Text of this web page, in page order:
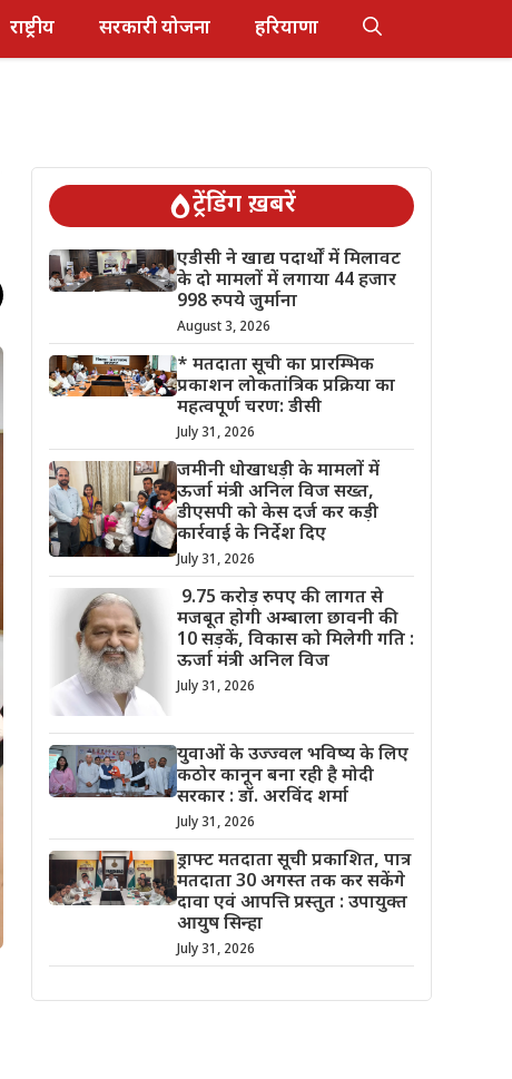
राष्ट्रीय सरकारी योजना हरियाणा
ट्रेंडिंग ख़बरें
एडीसी ने खाद्य पदार्थों में मिलावट
के दो मामलों में लगाया 44 हजार
998 रुपये जुर्माना
August 3, 2026
* मतदाता सूची का प्रारम्भिक
प्रकाशन लोकतांत्रिक प्रक्रिया का
महत्वपूर्ण चरण: डीसी
July 31, 2026
जमीनी धोखाधड़ी के मामलों में
ऊर्जा मंत्री अनिल विज सख्त,
डीएसपी को केस दर्ज कर कड़ी
कार्रवाई के निर्देश दिए
July 31, 2026
9.75 करोड़ रुपए की लागत से
मजबूत होगी अम्बाला छावनी की
10 सड़कें, विकास को मिलेगी गति :
ऊर्जा मंत्री अनिल विज
July 31, 2026
युवाओं के उज्ज्वल भविष्य के लिए
कठोर कानून बना रही है मोदी
सरकार : डॉ. अरविंद शर्मा
July 31, 2026
ड्राफ्ट मतदाता सूची प्रकाशित, पात्र
मतदाता 30 अगस्त तक कर सकेंगे
दावा एवं आपत्ति प्रस्तुत : उपायुक्त
आयुष सिन्हा
July 31, 2026